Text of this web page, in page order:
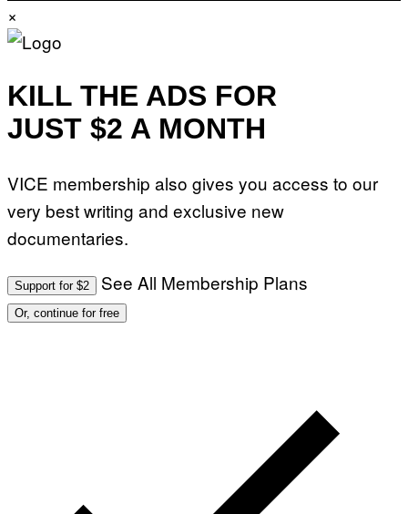
×
KILL THE ADS FOR
JUST $2 A MONTH
VICE membership also gives you access to our
very best writing and exclusive new
documentaries.
Support for $2 See All Membership Plans
Or, continue for free